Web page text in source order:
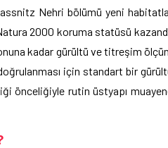
Nehri bölümü yeni
2000 koruma statüsü
kadar gürültü ve titreşim
için standart bir
önceliğiyle rutin üstyapı